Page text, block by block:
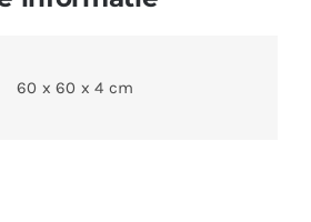
60 x 60 x 4 cm